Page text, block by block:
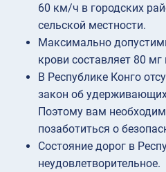
60 км/ч в городских
сельской местности.
Максимально
крови составляет 80
В Республике Конго
закон об
Поэтому вам
позаботиться о
Состояние дорог в
неудовлетворительное.